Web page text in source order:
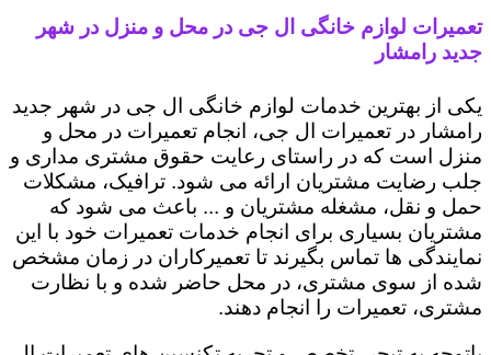
تعمیرات لوازم خانگی ال جی در محل و منزل در شهر
جدید رامشار
یکی از بهترین خدمات لوازم خانگی ال جی در شهر جدید
رامشار در تعمیرات ال جی، انجام تعمیرات در محل و
منزل است که در راستای رعایت حقوق مشتری مداری و
جلب رضایت مشتریان ارائه می شود. ترافیک، مشکلات
حمل و نقل، مشغله مشتریان و ... باعث می شود که
مشتریان بسیاری برای انجام خدمات تعمیرات خود با این
نمایندگی ها تماس بگیرند تا تعمیرکاران در زمان مشخص
شده از سوی مشتری، در محل حاضر شده و با نظارت
مشتری، تعمیرات را انجام دهند.